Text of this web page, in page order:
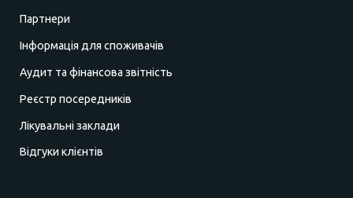
Партнери
Інформація для споживачів
Аудит та фінансова звітність
Реєстр посередників
Лікувальні заклади
Відгуки клієнтів